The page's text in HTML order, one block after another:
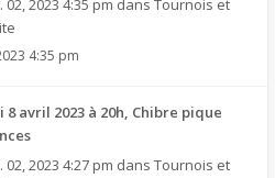
02, 2023 4:35 pm dans Tournois et
4:35 pm
avril 2023 à 20h, Chibre pique
02, 2023 4:27 pm dans Tournois et